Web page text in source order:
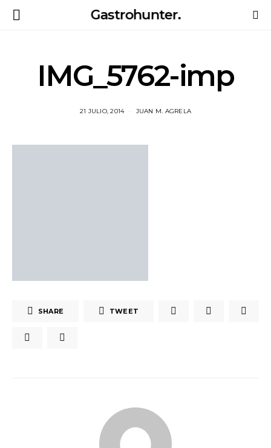
Gastrohunter.
IMG_5762-imp
21 JULIO, 2014 JUAN M. AGRELA
SHARE TWEET